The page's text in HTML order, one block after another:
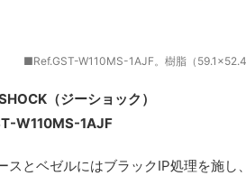
■Ref.GST-W110MS-1AJF。樹脂（
（ジーショック）
W110MS-1AJF
スとベゼルにはブラックIP処理を施し